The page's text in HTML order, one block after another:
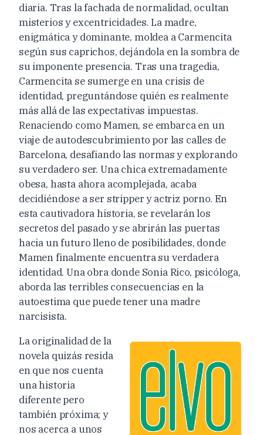
diaria. Tras la fachada de normalidad, ocultan
misterios y excentricidades. La madre,
enigmática y dominante, moldea a Carmencita
según sus caprichos, dejándola en la sombra de
su imponente presencia. Tras una tragedia,
Carmencita se sumerge en una crisis de
identidad, preguntándose quién es realmente
más allá de las expectativas impuestas.
Renaciendo como Mamen, se embarca en un
viaje de autodescubrimiento por las calles de
Barcelona, desafiando las normas y explorando
su verdadero ser. Una chica extremadamente
obesa, hasta ahora acomplejada, acaba
decidiéndose a ser stripper y actriz porno. En
esta cautivadora historia, se revelarán los
secretos del pasado y se abrirán las puertas
hacia un futuro lleno de posibilidades, donde
Mamen finalmente encuentra su verdadera
identidad. Una obra donde Sonia Rico, psicóloga,
aborda las terribles consecuencias en la
autoestima que puede tener una madre
narcisista.
La originalidad de la
novela quizás resida
en que nos cuenta
una historia
diferente pero
también próxima; y
nos acerca a unos